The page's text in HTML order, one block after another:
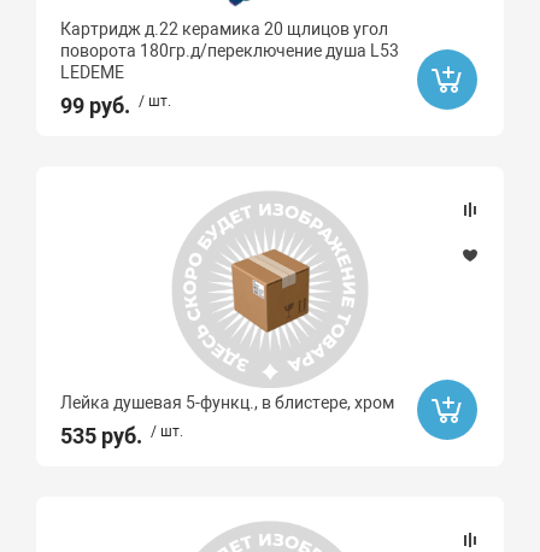
Картридж д.22 керамика 20 щлицов угол
поворота 180гр.д/переключение душа L53
LEDEME
99 руб. / шт.
Лейка душевая 5-функц., в блистере, хром
535 руб. / шт.